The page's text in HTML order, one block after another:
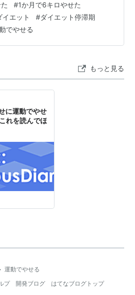
すぎて、食欲が落ちてからごは
より減らしていたのですが 減らし
く それ以上は体が欲しないように
かなり小さくなったようです
。 ★…
#1か月で6キロやせた
エット #ダイエット停滞期
でやせる
もっと見る
に運動でやせ
れを読んでほ
運動でやせる
プ 開発ブログ
はてなブログトップ